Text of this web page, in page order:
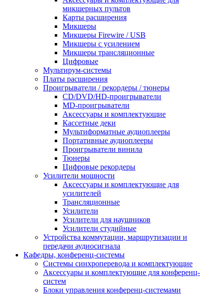
микшерных пультов
Карты расширения
Микшеры
Микшеры Firewire / USB
Микшеры с усилением
Микшеры трансляционные
Цифровые
Мультирум-системы
Платы расширения
Проигрыватели / рекордеры / тюнеры
CD/DVD/HD-проигрыватели
MD-проигрыватели
Аксессуары и комплектующие
Кассетные деки
Мультиформатные аудиоплееры
Портативные аудиоплееры
Проигрыватели винила
Тюнеры
Цифровые рекордеры
Усилители мощности
Аксессуары и комплектующие для
усилителей
Трансляционные
Усилители
Усилители для наушников
Усилители студийные
Устройства коммутации, маршрутизации и
передачи аудиосигнала
Кафедры, конференц-системы
Cистемы синхроперевода и комплектующие
Аксессуары и комплектующие для конференц-
систем
Блоки управления конференц-системами